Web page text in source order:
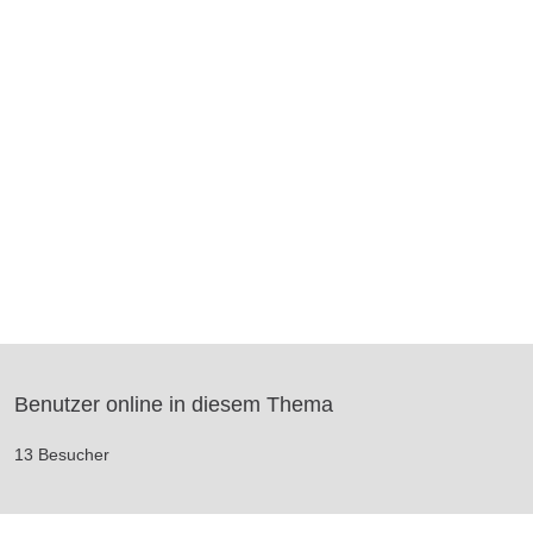
Benutzer online in diesem Thema
13 Besucher